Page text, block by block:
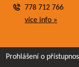
778 712 766
více info »
Prohlášení o